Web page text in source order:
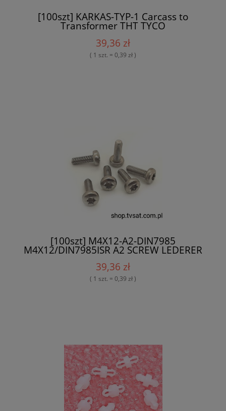
[100szt] KARKAS-TYP-1 Carcass to
Transformer THT TYCO
39,36 zł
( 1 szt. = 0,39 zł )
[100szt] M4X12-A2-DIN7985
M4X12/DIN7985ISR A2 SCREW LEDERER
39,36 zł
( 1 szt. = 0,39 zł )